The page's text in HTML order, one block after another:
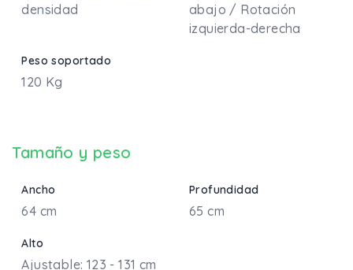
densidad
abajo / Rotación
izquierda-derecha
Peso soportado
120 Kg
Tamaño y peso
Ancho
64 cm
Profundidad
65 cm
Alto
Ajustable: 123 - 131 cm